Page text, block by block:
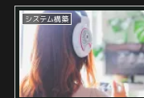
システム構築